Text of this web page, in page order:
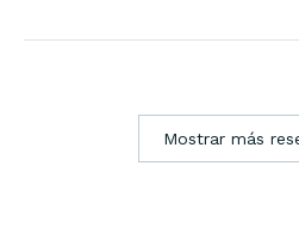
Mostrar más